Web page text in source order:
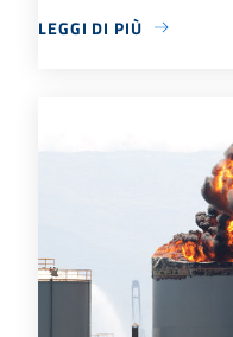
LEGGI DI PIÙ